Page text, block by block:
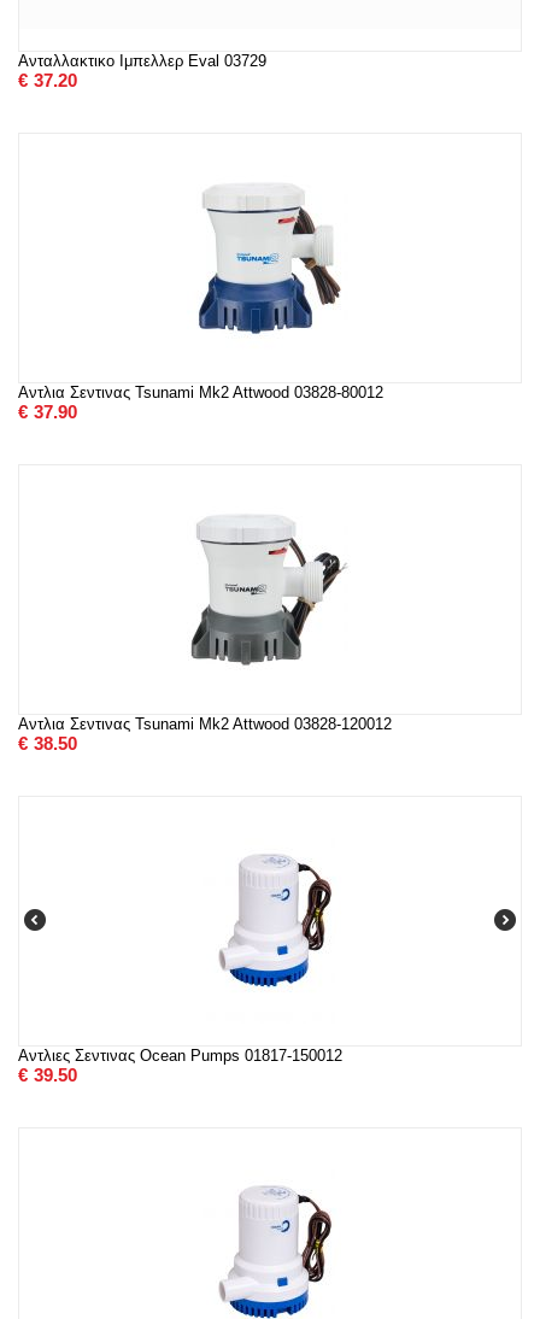
Ανταλλακτικο Ιμπελλερ Eval 03729
€ 37.20
Αντλια Σεντινας Tsunami Mk2 Attwood 03828-80012
€ 37.90
Αντλια Σεντινας Tsunami Mk2 Attwood 03828-120012
€ 38.50
Αντλιες Σεντινας Ocean Pumps 01817-150012
€ 39.50